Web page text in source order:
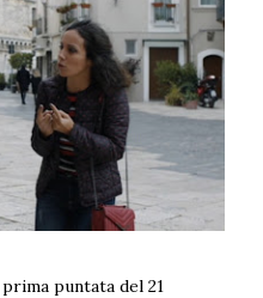
puntata del 21